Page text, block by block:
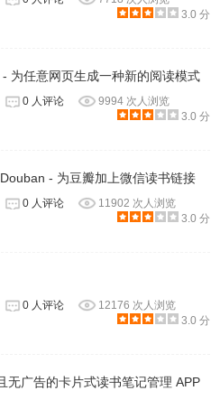
3.0 分
为任意网页生成一种新的阅读模式
0 人评论
9994 次人浏览
3.0 分
- 为豆瓣加上微信读书链接
0 人评论
11902 次人浏览
3.0 分
0 人评论
12176 次人浏览
3.0 分
无广告的卡片式读书笔记管理 APP